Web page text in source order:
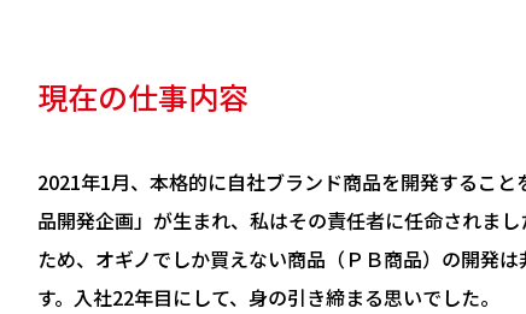
現在の仕事内容
2021年1月、本格的に自社ブランド商品を開発すること
品開発企画」が生まれ、私はその責任者に任命されま
ため、オギノでしか買えない商品（ＰＢ商品）の開発
す。入社22年目にして、身の引き締まる思いでした。